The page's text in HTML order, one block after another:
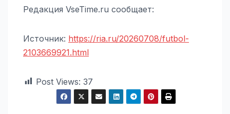
Редакция VseTime.ru сообщает:
Источник: https://ria.ru/20260708/futbol-
2103669921.html
Post Views: 37